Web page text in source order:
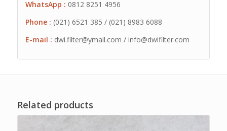
WhatsApp : 0812 8251 4956
Phone : (021) 6521 385 / (021) 8983 6088
E-mail : dwi.filter@ymail.com / info@dwifilter.com
Related products